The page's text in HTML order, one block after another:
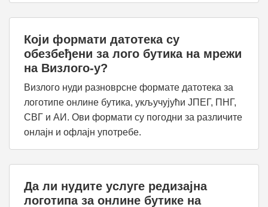
Који формати датотека су
обезбеђени за лого бутика на мрежи
на Визлого-у?
Визлого нуди разноврсне формате датотека за
логотипе онлине бутика, укључујући ЈПЕГ, ПНГ,
СВГ и АИ. Ови формати су погодни за различите
онлајн и офлајн употребе.
Да ли нудите услуге редизајна
логотипа за онлине бутике на